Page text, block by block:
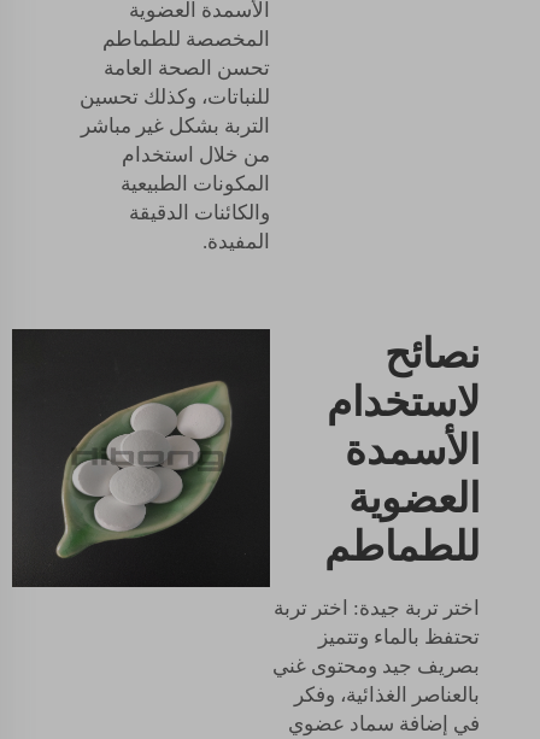
الأسمدة العضوية
المخصصة للطماطم
تحسن الصحة العامة
للنباتات، وكذلك تحسين
التربة بشكل غير مباشر
من خلال استخدام
المكونات الطبيعية
والكائنات الدقيقة
المفيدة.
نصائح
لاستخدام
الأسمدة
العضوية
للطماطم
اختر تربة جيدة: اختر تربة
تحتفظ بالماء وتتميز
بصريف جيد ومحتوى غني
بالعناصر الغذائية، وفكر
في إضافة سماد عضوي